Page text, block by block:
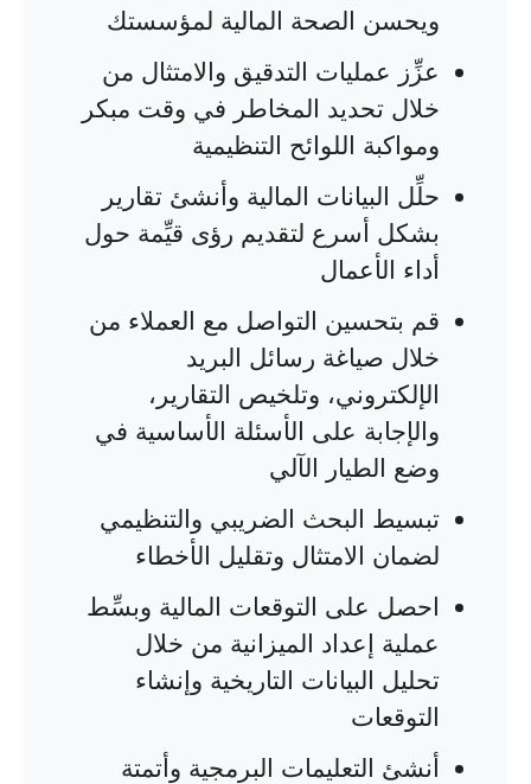
ويحسن الصحة المالية لمؤسستك
عزِّز عمليات التدقيق والامتثال من
خلال تحديد المخاطر في وقت مبكر
ومواكبة اللوائح التنظيمية
حلِّل البيانات المالية وأنشئ تقارير
بشكل أسرع لتقديم رؤى قيِّمة حول
أداء الأعمال
قم بتحسين التواصل مع العملاء من
خلال صياغة رسائل البريد
الإلكتروني، وتلخيص التقارير،
والإجابة على الأسئلة الأساسية في
وضع الطيار الآلي
تبسيط البحث الضريبي والتنظيمي
لضمان الامتثال وتقليل الأخطاء
احصل على التوقعات المالية وبسِّط
عملية إعداد الميزانية من خلال
تحليل البيانات التاريخية وإنشاء
التوقعات
أنشئ التعليمات البرمجية وأتمتة